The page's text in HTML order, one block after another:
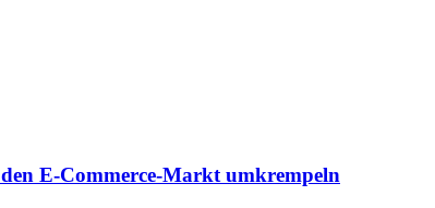
E-Commerce-Markt umkrempeln